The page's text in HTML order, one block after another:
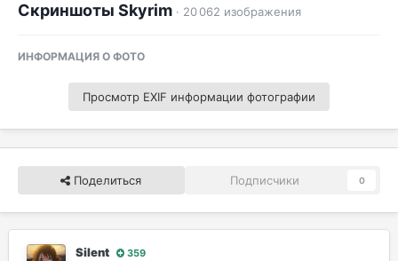
Скриншоты Skyrim · 20 062 изображения
ИНФОРМАЦИЯ О ФОТО
Просмотр EXIF информации фотографии
Поделиться Подписчики 0
Silеnt 359